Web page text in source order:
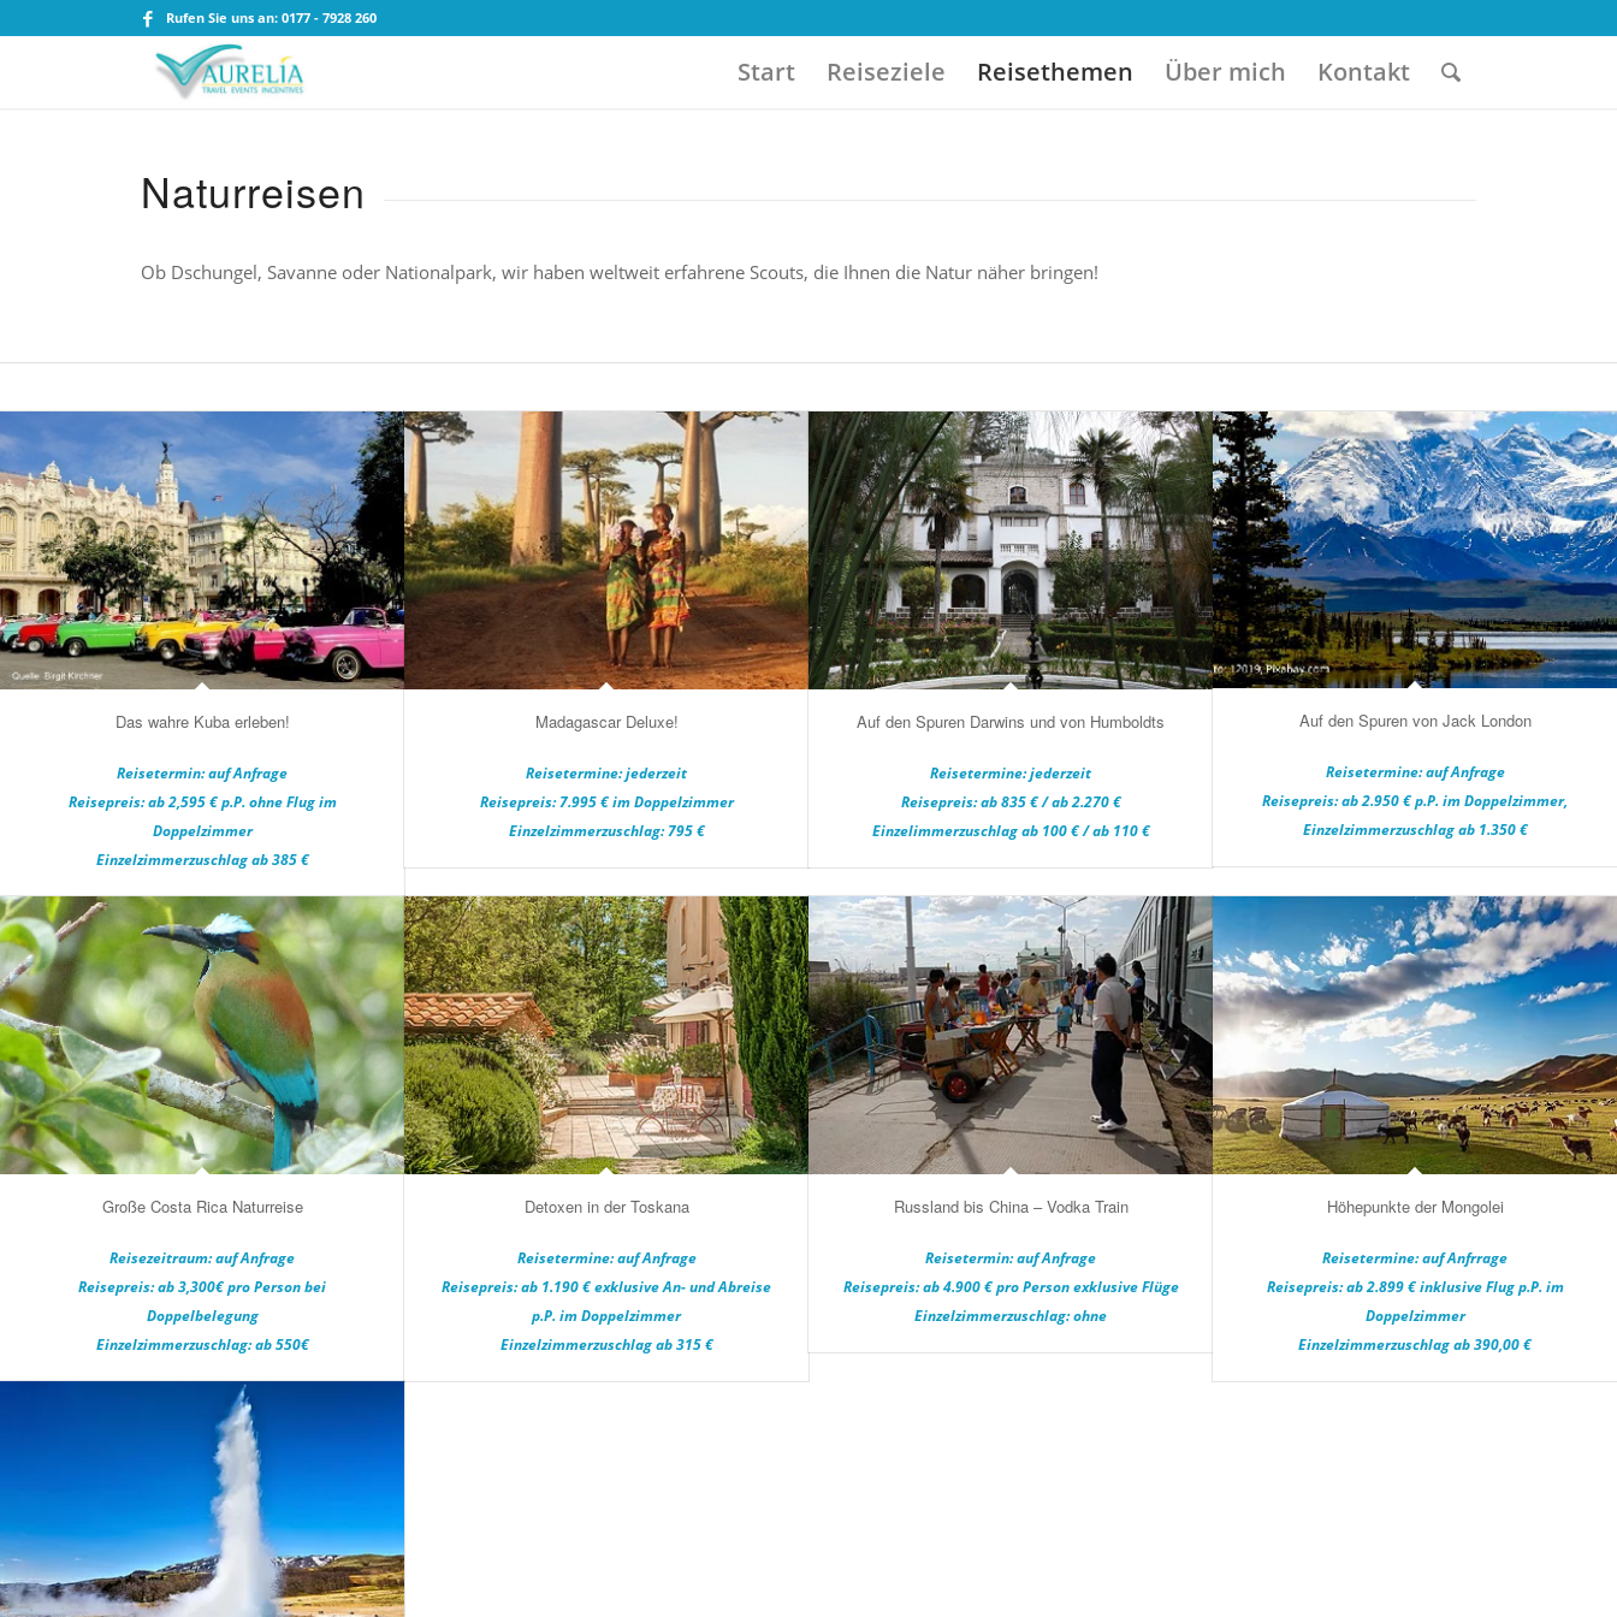
Rufen Sie uns an: 0177 - 7928 260
Start Reiseziele Reisethemen Über mich Kontakt
Naturreisen
Ob Dschungel, Savanne oder Nationalpark, wir haben weltweit erfahrene Scouts, die Ihnen die Natur näher bringen!
Das wahre Kuba erleben!
Reisetermin: auf Anfrage
Reisepreis: ab 2,595 € p.P. ohne Flug im
Doppelzimmer
Einzelzimmerzuschlag ab 385 €
Madagascar Deluxe!
Reisetermine: jederzeit
Reisepreis: 7.995 € im Doppelzimmer
Einzelzimmerzuschlag: 795 €
Auf den Spuren Darwins und von Humboldts
Reisetermine: jederzeit
Reisepreis: ab 835 € / ab 2.270 €
Einzelimmerzuschlag ab 100 € / ab 110 €
Auf den Spuren von Jack London
Reisetermine: auf Anfrage
Reisepreis: ab 2.950 € p.P. im Doppelzimmer,
Einzelzimmerzuschlag ab 1.350 €
Große Costa Rica Naturreise
Reisezeitraum: auf Anfrage
Reisepreis: ab 3,300€ pro Person bei
Doppelbelegung
Einzelzimmerzuschlag: ab 550€
Detoxen in der Toskana
Reisetermine: auf Anfrage
Reisepreis: ab 1.190 € exklusive An- und Abreise
p.P. im Doppelzimmer
Einzelzimmerzuschlag ab 315 €
Russland bis China – Vodka Train
Reisetermin: auf Anfrage
Reisepreis: ab 4.900 € pro Person exklusive Flüge
Einzelzimmerzuschlag: ohne
Höhepunkte der Mongolei
Reisetermine: auf Anfrrage
Reisepreis: ab 2.899 € inklusive Flug p.P. im
Doppelzimmer
Einzelzimmerzuschlag ab 390,00 €